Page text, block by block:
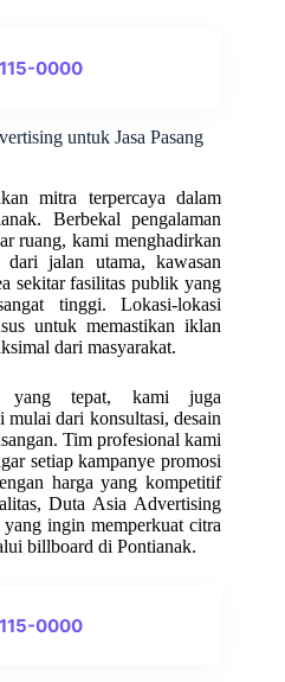
0000
untuk Jasa Pasang
mitra terpercaya dalam
Berbekal pengalaman
ruang, kami menghadirkan
jalan utama, kawasan
sekitar fasilitas publik yang
tinggi. Lokasi-lokasi
untuk memastikan iklan
dari masyarakat.
yang tepat, kami juga
mulai dari konsultasi, desain
Tim profesional kami
setiap kampanye promosi
harga yang kompetitif
Duta Asia Advertising
ingin memperkuat citra
billboard di Pontianak.
0000